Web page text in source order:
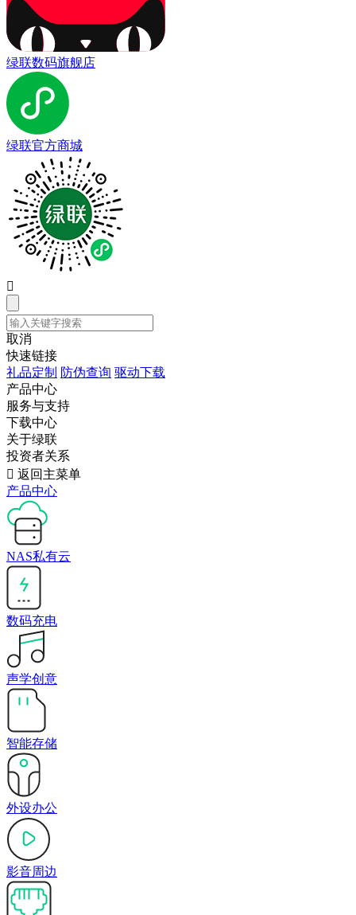
绿联数码旗舰店
绿联官方商城

取消
快速链接
礼品定制 防伪查询 驱动下载
产品中心
服务与支持
下载中心
关于绿联
投资者关系
 返回主菜单
产品中心
NAS私有云
数码充电
声学创意
智能存储
外设办公
影音周边